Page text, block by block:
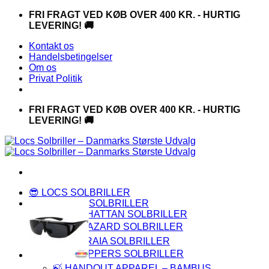
FortsætFRI FRAGT VED KØB OVER 400 KR. - HURTIG
LEVERING! 🚚
Kontakt os
Handelsbetingelser
Om os
Privat Politik
FRI FRAGT VED KØB OVER 400 KR. - HURTIG
LEVERING! 🚚
😎 LOCS SOLBRILLER
👑 PREMIUM SOLBRILLER
🌆 MANHATTAN SOLBRILLER
☣️ BIOHAZARD SOLBRILLER
🌴 CAPRAIA SOLBRILLER
🏍️ CHOPPERS SOLBRILLER